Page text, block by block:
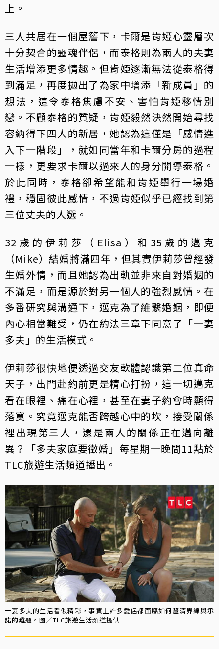
上。
三人共居在一個屋簷下，卡爾是肯婭心靈層次
十分契合的靈魂伴侶，而泰格則為兩人的夫妻
生活增添更多情趣。但肯婭逐漸無法從泰格得
到滿足，再度拋出了為家中增添「新成員」的
想法，這令泰格焦慮不安、害怕肯婭移情別
戀。不顧泰格的質疑，肯婭毅然決然開始尋找
容納得下四人的新居，她認為這僅是「感情進
入下一階段」，就如同當年和卡爾分房的過程
一樣，更要求卡爾以過來人的身分開導泰格。
於此同時，泰格卻希望能和肯婭舉行一場婚
禮，穩固彼此感情，不過肯婭似乎已經找到第
三位丈夫的人選。
32歲的伊莉莎（Elisa）和35歲的邁克
（Mike）結婚將滿四年，但其實伊莉莎曾經發
生婚外情，而且她認為出軌並非來自對婚姻的
不滿足，而是源於對另一個人的強烈感情。在
多番研究與溝通下，邁克為了維繫婚姻，即便
內心相當難受，仍在約法三章下同意了「一妻
多夫」的生活模式。
伊莉莎很快地便透過交友軟體認識第二位真命
天子，出門赴約前更是精心打扮，這一切邁克
看在眼裡、痛在心裡，甚至在妻子約會時顯得
落寞。究竟邁克能否跨越心中的坎，接受關係
裡出現第三人，還是兩人的關係正在邁向離
異？「多夫家庭要徵婚」每星期一晚間11點於
TLC旅遊生活頻道播出。
一妻多夫的生活看似精彩，事實上許多愛侶都面臨如何釐清界線與承
諾的難題。圖／TLC旅遊生活頻道提供